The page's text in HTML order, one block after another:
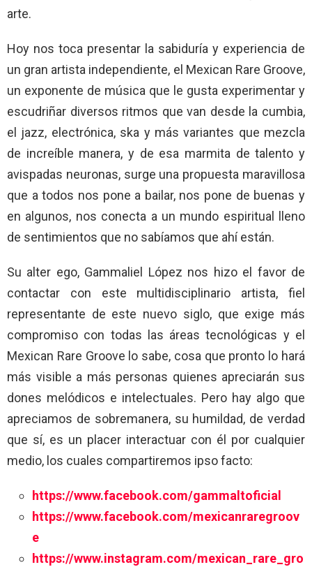
arte.
Hoy nos toca presentar la sabiduría y experiencia de
un gran artista independiente, el Mexican Rare Groove,
un exponente de música que le gusta experimentar y
escudriñar diversos ritmos que van desde la cumbia,
el jazz, electrónica, ska y más variantes que mezcla
de increíble manera, y de esa marmita de talento y
avispadas neuronas, surge una propuesta maravillosa
que a todos nos pone a bailar, nos pone de buenas y
en algunos, nos conecta a un mundo espiritual lleno
de sentimientos que no sabíamos que ahí están.
Su alter ego, Gammaliel López nos hizo el favor de
contactar con este multidisciplinario artista, fiel
representante de este nuevo siglo, que exige más
compromiso con todas las áreas tecnológicas y el
Mexican Rare Groove lo sabe, cosa que pronto lo hará
más visible a más personas quienes apreciarán sus
dones melódicos e intelectuales. Pero hay algo que
apreciamos de sobremanera, su humildad, de verdad
que sí, es un placer interactuar con él por cualquier
medio, los cuales compartiremos ipso facto:
https://www.facebook.com/gammaltoficial
https://www.facebook.com/mexicanraregroov
e
https://www.instagram.com/mexican_rare_gro